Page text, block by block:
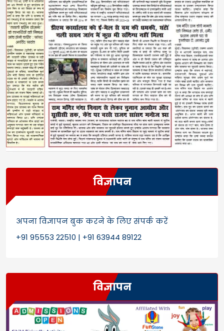
विज्ञापन
अपना विज्ञापन बुक करने के लिए संपर्क करें
+91 95553 22510 | +91 63944 89122
विज्ञापन